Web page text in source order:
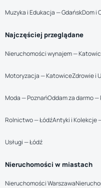
Muzyka i Edukacja — GdańskDom i
Najczęściej przeglądane
Nieruchomości wynajem —
Motoryzacja — KatowiceZdrowie i
Moda — PoznańOddam za darmo —
Rolnictwo — ŁódźAntyki i Kolekcje
Usługi — Łódź
Nieruchomości w miastach
Nieruchomości Warszawa